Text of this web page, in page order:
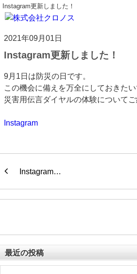
Instagram更新しました！
2021年09月01日
Instagram更新しました！
9月1日は防災の日です。
この機会に備えを万全にしておきたい
災害用伝言ダイヤルの体験について
Instagram
Instagram…
最近の投稿